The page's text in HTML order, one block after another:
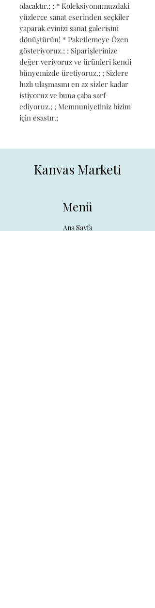
olacaktır.; ; * Koleksiyonumuzdaki
yüzlerce sanat eserinden seçkiler
yaparak evinizi sanat galerisini
dönüştürün! * Paketlemeye Özen
gösteriyoruz.; ; Siparişlerinize
değer veriyoruz ve ürünleri kendi
bünyemizde üretiyoruz.; ; Sizlere
hızlı ulaşmasını en az sizler kadar
istiyoruz ve buna çaba sarf
ediyoruz.; ; Memnuniyetiniz bizim
için esastır.;
Kanvas Marketi
Menü
Ana Sayfa